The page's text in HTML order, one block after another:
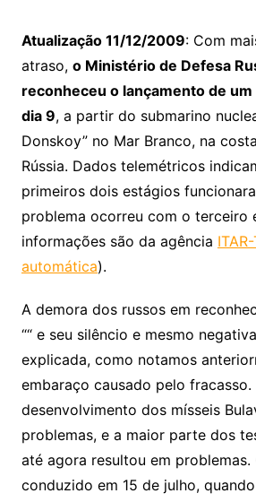
Atualização 11/12/2009: Com
atraso, o Ministério de Defesa
reconheceu o lançamento de
dia 9, a partir do submarino
Donskoy” no Mar Branco, na
Rússia. Dados telemétricos
primeiros dois estágios
problema ocorreu com o terceiro
informações são da agência
automática).
A demora dos russos em
““ e seu silêncio e mesmo
explicada, como notamos
embaraço causado pelo fracasso.
desenvolvimento dos mísseis
problemas, e a maior parte dos
até agora resultou em
conduzido em 15 de julho,